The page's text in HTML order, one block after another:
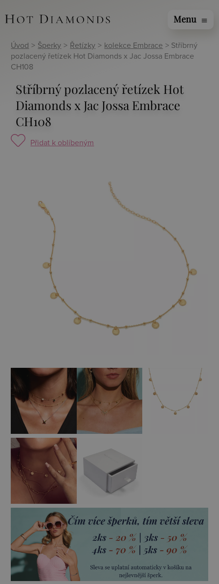
Menu menu
Úvod > Šperky > Řetízky > kolekce Embrace > Stříbrný
pozlacený řetízek Hot Diamonds x Jac Jossa Embrace
CH108
Stříbrný pozlacený řetízek Hot
Diamonds x Jac Jossa Embrace
CH108
Přidat k oblíbeným